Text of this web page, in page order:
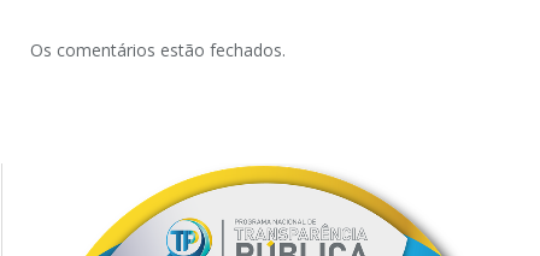
Os comentários estão fechados.